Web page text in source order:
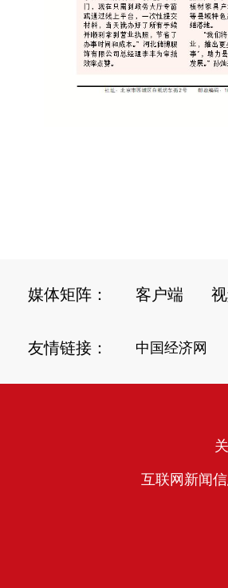
媒体矩阵： 客户端
友情链接： 中国经济网
互联网新闻